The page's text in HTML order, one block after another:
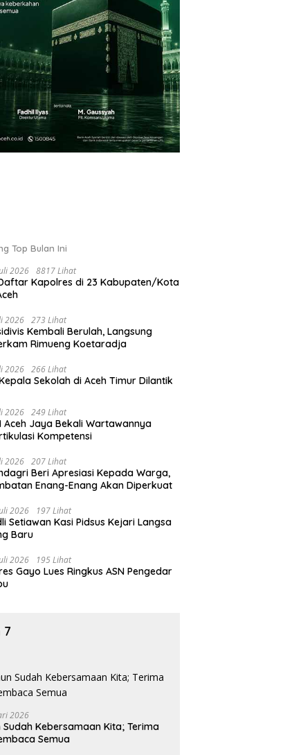
Top Bulan Ini
2026 8817 Lihat
Kapolres di 23 Kabupaten/Kota
2026 273 Lihat
Kembali Berulah, Langsung
Rimueng Koetaradja
2026 266 Lihat
Sekolah di Aceh Timur Dilantik
2026 249 Lihat
Aceh Jaya Bekali Wartawannya
Kompetensi
2026 207 Lihat
Beri Apresiasi Kepada Warga,
Enang-Enang Akan Diperkuat
2026 197 Lihat
Setiawan Kasi Pidsus Kejari Langsa
Baru
2026 195 Lihat
Gayo Lues Ringkus ASN Pengedar
7
2026
Sudah Kebersamaan Kita; Terima
Semua